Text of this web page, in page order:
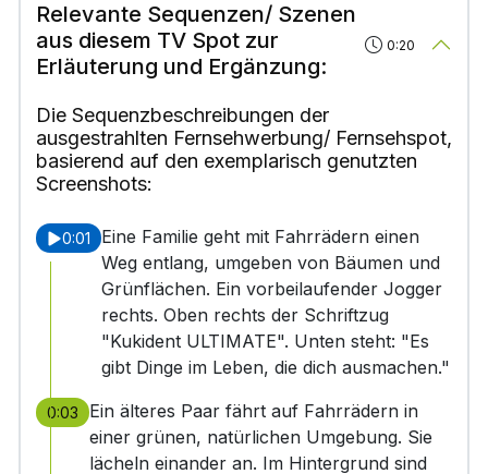
Relevante Sequenzen/ Szenen
aus diesem TV Spot zur
Erläuterung und Ergänzung:
0:20
Die Sequenzbeschreibungen der
ausgestrahlten Fernsehwerbung/ Fernsehspot,
basierend auf den exemplarisch genutzten
Screenshots:
0:01
Eine Familie geht mit Fahrrädern einen
Weg entlang, umgeben von Bäumen und
Grünflächen. Ein vorbeilaufender Jogger
rechts. Oben rechts der Schriftzug
"Kukident ULTIMATE". Unten steht: "Es
gibt Dinge im Leben, die dich ausmachen."
0:03
Ein älteres Paar fährt auf Fahrrädern in
einer grünen, natürlichen Umgebung. Sie
lächeln einander an. Im Hintergrund sind